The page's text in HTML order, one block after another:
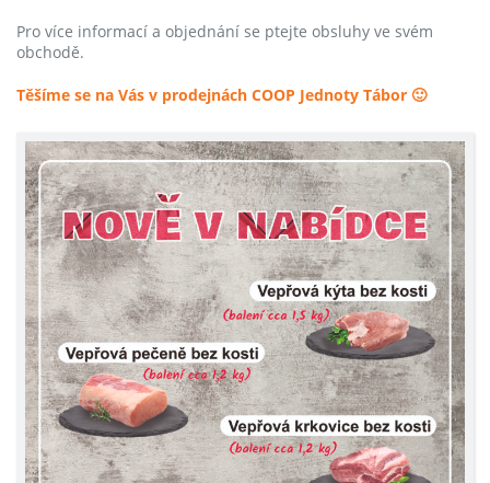
Pro více informací a objednání se ptejte obsluhy ve svém
obchodě.
Těšíme se na Vás v prodejnách COOP Jednoty Tábor 🙂